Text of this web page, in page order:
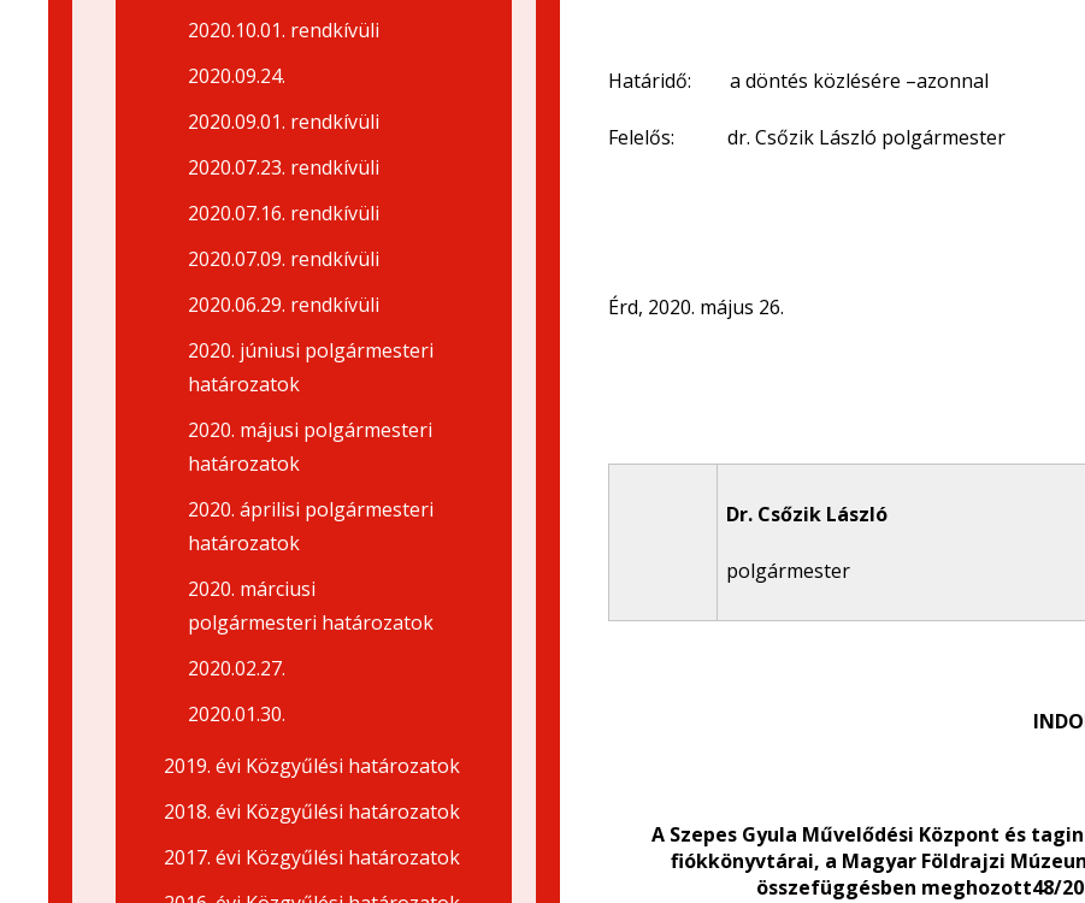
Határidő: a döntés közlésére –azonnal
Felelős: dr. Csőzik László polgármester
Érd, 2020. május 26.
Dr. Csőzik László
polgármester
A Szepes Gyula Művelődési Központ és
fiókkönyvtárai, a Magyar Földrajzi
összefüggésben meghozott48/
2020.10.01. rendkívüli
2020.09.24.
2020.09.01. rendkívüli
2020.07.23. rendkívüli
2020.07.16. rendkívüli
2020.07.09. rendkívüli
2020.06.29. rendkívüli
2020. júniusi polgármesteri
határozatok
2020. májusi polgármesteri
határozatok
2020. áprilisi polgármesteri
határozatok
2020. márciusi
polgármesteri határozatok
2020.02.27.
2020.01.30.
2019. évi Közgyűlési határozatok
2018. évi Közgyűlési határozatok
2017. évi Közgyűlési határozatok